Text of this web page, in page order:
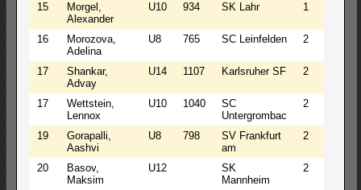
15
Morgel,
Alexander
U10 934 SK Lahr 1
16
Morozova,
Adelina
U8 765 SC Leinfelden 2
17
Shankar,
Advay
U14 1107 Karlsruher SF 2
17
Wettstein,
Lennox
U10 1040
SC
Untergrombac
2
19
Gorapalli,
Aashvi
U8 798
SV Frankfurt
am
2
20
Basov,
Maksim
U12
SK
Mannheim
2